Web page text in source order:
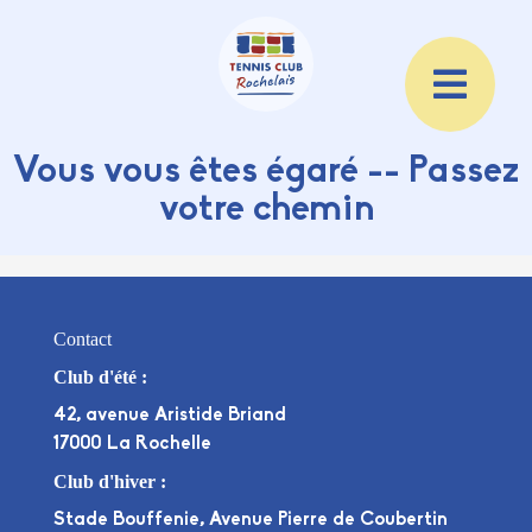
Vous vous êtes égaré -- Passez
votre chemin
Contact
Club d'été :
42, avenue Aristide Briand
17000 La Rochelle
Club d'hiver :
Stade Bouffenie, Avenue Pierre de Coubertin